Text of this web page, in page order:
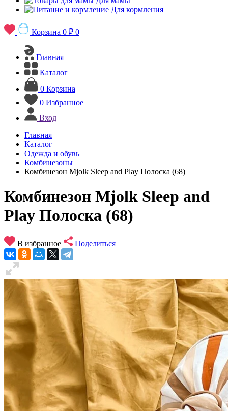
Для кормления
Корзина 0 ₽ 0
Главная
Каталог
0 Корзина
0 Избранное
Вход
Главная
Каталог
Одежда и обувь
Комбинезоны
Комбинезон Mjolk Sleep and Play Полоска (68)
Комбинезон Mjolk Sleep and
Play Полоска (68)
В избранное Поделиться